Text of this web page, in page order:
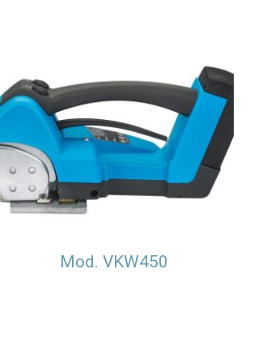
Mod. VKW450